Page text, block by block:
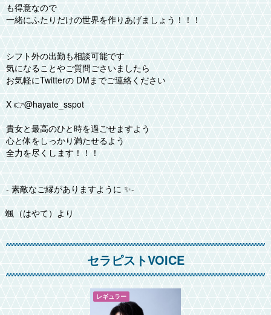
も得意なので
一緒にふたりだけの世界を作りあげましょう！！！
シフト外の出勤も相談可能です
気になることやご質問ごさいましたら
お気軽にTwitterの DMまでご連絡ください
X 👉@hayate_sspot
貴女と最高のひと時を過ごせますよう
心と体をしっかり満たせるよう
全力を尽くします！！！
- 素敵なご縁がありますように ✨-
颯（はやて）より
セラピストVOICE